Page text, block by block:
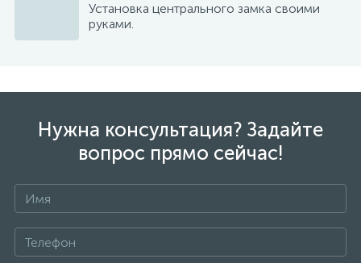
Установка центрального замка своими
руками.
Нужна консультация? Задайте
вопрос прямо сейчас!